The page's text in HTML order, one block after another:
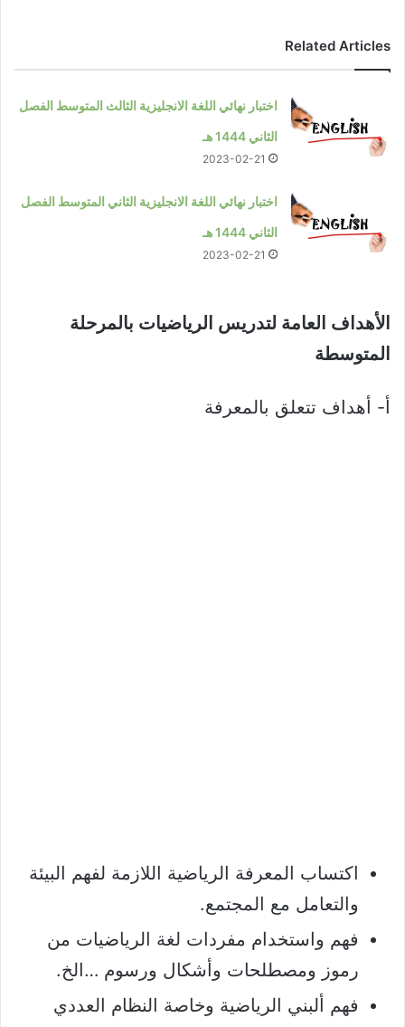
Related Articles
اختبار نهائي اللغة الانجليزية الثالث المتوسط الفصل
الثاني 1444 هـ
2023-02-21
اختبار نهائي اللغة الانجليزية الثاني المتوسط الفصل
الثاني 1444 هـ
2023-02-21
الأهداف العامة لتدريس الرياضيات بالمرحلة
المتوسطة
أ‌- أهداف تتعلق بالمعرفة
اكتساب المعرفة الرياضية اللازمة لفهم البيئة
والتعامل مع المجتمع.
فهم واستخدام مفردات لغة الرياضيات من
رموز ومصطلحات وأشكال ورسوم …الخ.
فهم ألبني الرياضية وخاصة النظام العددي